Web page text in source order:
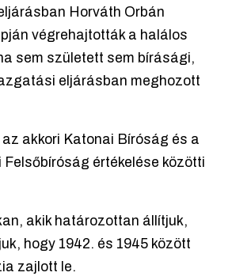
Horváth Orbán
végrehajtották a halálos
sem született sem bírásági,
eljárásban meghozott
akkori Katonai Bíróság és a
Felsőbíróság értékelése közötti
akik határozottan állítjuk,
hogy 1942. és 1945 között
zajlott le.